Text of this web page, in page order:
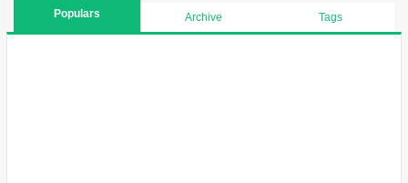
Populars Archive Tags